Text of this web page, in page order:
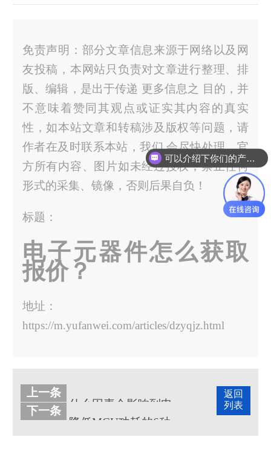
免责声明：部分文章信息来源于网络以及网
友投稿，本网站只负责对文章进行整理、排
版、编辑，是出于传递 更多信息之 目的，并
不意味着赞同其观点或证实其内容的真实
性，如本站文章和转稿涉及版权等问题，请
作者在及时联系本站，我们 会尽快处理。官
方所有内容、图片如未经过授权，禁止任何
形式的采集、镜像，否则后果自负！
标题：
电子元器件怎么获取
报价？
地址：
https://m.yufanwei.com/articles/dzyqjz.html
返回
列表
上一条
下一条
可以介绍下你们的产品么？